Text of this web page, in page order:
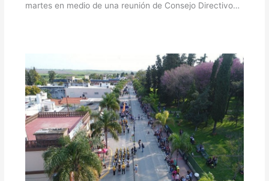
martes en medio de una reunión de Consejo Directivo…